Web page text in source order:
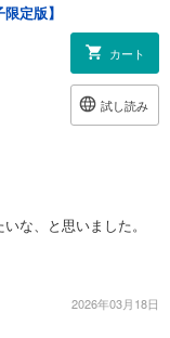
定版】
カート
試し読み
な、と思いました。
2026年03月18日